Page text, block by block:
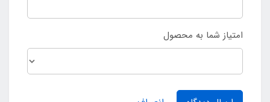
امتیاز شما به محصول